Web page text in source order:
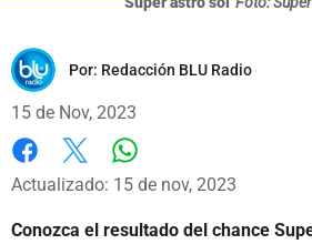
Por: Redacción BLU Radio
15 de Nov, 2023
Facebook
X
Actualizado: 15 de nov, 2023
Conozca el resultado del chance